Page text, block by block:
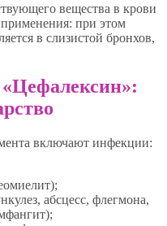
вещества в крови
применения: при этом
в слизистой бронхов,
«Цефалексин»:
включают инфекции:
абсцесс, флегмона,